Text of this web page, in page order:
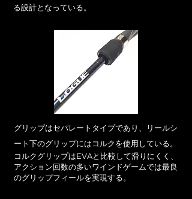
る設計となっている。​
グリップはセパレートタイプであり、リールシ
ート下のグリップにはコルクを使用している。
コルクグリップはEVAと比較して滑りにくく、
アクション回数の多いワインドゲームでは最良
のグリップフィールを実現する。